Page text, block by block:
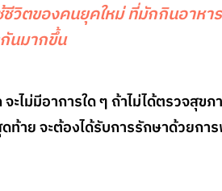
วิตของคนยุคใหม่ ที่มักกินอาห
กันมากขึ้น
จะไม่มีอาการใด ๆ ถ้าไม่ได้ตรวจสุ
ดท้าย จะต้องได้รับการรักษาด้วยก